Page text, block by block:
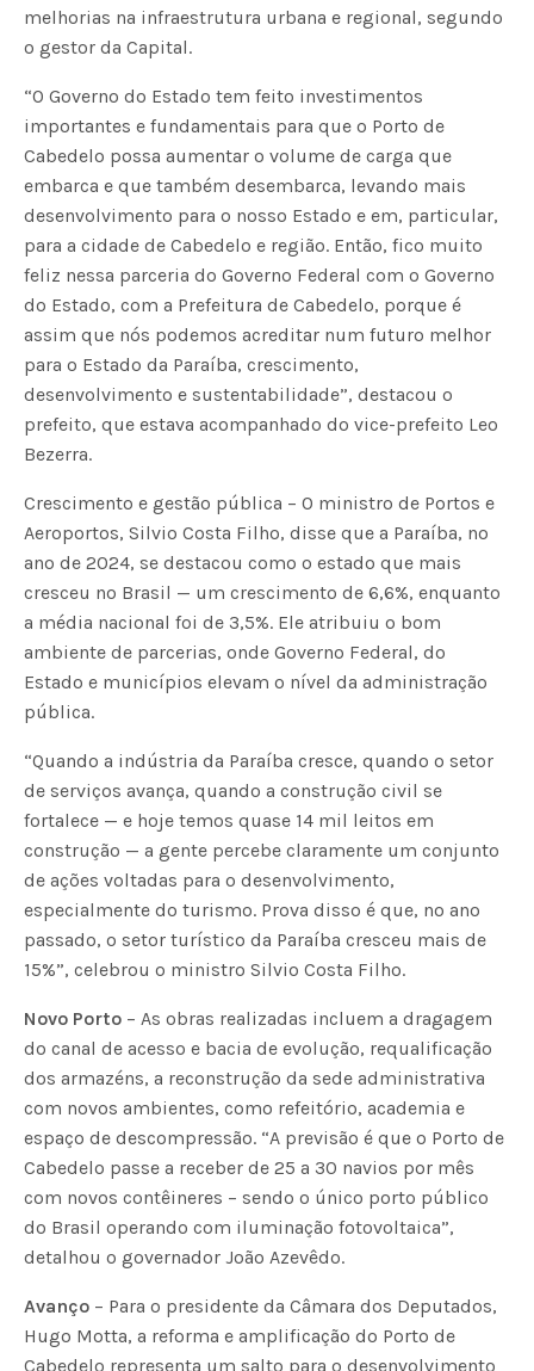
melhorias na infraestrutura urbana e regional, segundo
o gestor da Capital.
“O Governo do Estado tem feito investimentos
importantes e fundamentais para que o Porto de
Cabedelo possa aumentar o volume de carga que
embarca e que também desembarca, levando mais
desenvolvimento para o nosso Estado e em, particular,
para a cidade de Cabedelo e região. Então, fico muito
feliz nessa parceria do Governo Federal com o Governo
do Estado, com a Prefeitura de Cabedelo, porque é
assim que nós podemos acreditar num futuro melhor
para o Estado da Paraíba, crescimento,
desenvolvimento e sustentabilidade”, destacou o
prefeito, que estava acompanhado do vice-prefeito Leo
Bezerra.
Crescimento e gestão pública – O ministro de Portos e
Aeroportos, Silvio Costa Filho, disse que a Paraíba, no
ano de 2024, se destacou como o estado que mais
cresceu no Brasil — um crescimento de 6,6%, enquanto
a média nacional foi de 3,5%. Ele atribuiu o bom
ambiente de parcerias, onde Governo Federal, do
Estado e municípios elevam o nível da administração
pública.
“Quando a indústria da Paraíba cresce, quando o setor
de serviços avança, quando a construção civil se
fortalece — e hoje temos quase 14 mil leitos em
construção — a gente percebe claramente um conjunto
de ações voltadas para o desenvolvimento,
especialmente do turismo. Prova disso é que, no ano
passado, o setor turístico da Paraíba cresceu mais de
15%”, celebrou o ministro Silvio Costa Filho.
Novo Porto – As obras realizadas incluem a dragagem
do canal de acesso e bacia de evolução, requalificação
dos armazéns, a reconstrução da sede administrativa
com novos ambientes, como refeitório, academia e
espaço de descompressão. “A previsão é que o Porto de
Cabedelo passe a receber de 25 a 30 navios por mês
com novos contêineres – sendo o único porto público
do Brasil operando com iluminação fotovoltaica”,
detalhou o governador João Azevêdo.
Avanço – Para o presidente da Câmara dos Deputados,
Hugo Motta, a reforma e amplificação do Porto de
Cabedelo representa um salto para o desenvolvimento